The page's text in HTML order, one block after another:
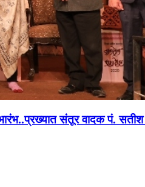
संतूर वादक पं.